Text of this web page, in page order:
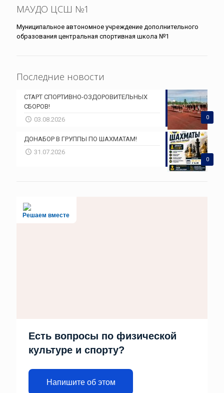
МАУДО ЦСШ №1
Муниципальное автономное учреждение дополнительного
образования центральная спортивная школа №1
Последние новости
0
СТАРТ СПОРТИВНО-ОЗДОРОВИТЕЛЬНЫХ
СБОРОВ!
03.08.2026
0
ДОНАБОР В ГРУППЫ ПО ШАХМАТАМ!
31.07.2026
Решаем вместе
Есть вопросы по физической
культуре и спорту?
Напишите об этом